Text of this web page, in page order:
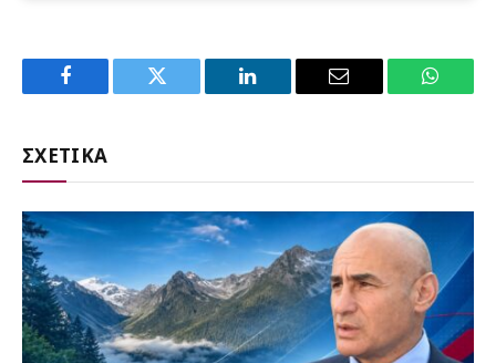
Facebook Twitter LinkedIn Email
ΣΧΕΤΙΚΑ